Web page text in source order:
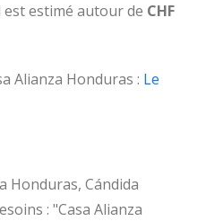
estimé autour de CHF
Alianza Honduras : Le
Honduras, Cándida
: "Casa Alianza